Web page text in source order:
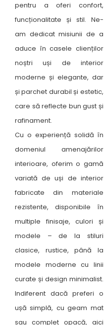
pentru a oferi confort,
funcționalitate și stil. Ne-
am dedicat misiunii de a
aduce în casele clienților
noștri uși de interior
moderne și elegante, dar
și parchet durabil și estetic,
care să reflecte bun gust și
rafinament.
Cu o experiență solidă în
domeniul amenajărilor
interioare, oferim o gamă
variată de uși de interior
fabricate din materiale
rezistente, disponibile în
multiple finisaje, culori și
modele – de la stiluri
clasice, rustice, până la
modele moderne cu linii
curate și design minimalist.
Indiferent dacă preferi o
ușă simplă, cu geam mat
sau complet opacă, aici